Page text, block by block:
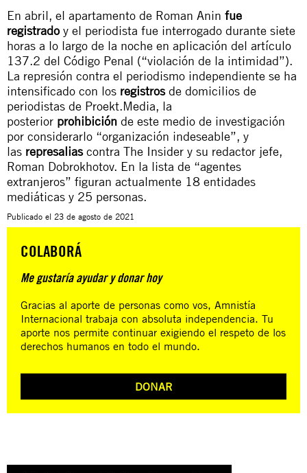
En abril, el apartamento de Roman Anin fue
registrado y el periodista fue interrogado durante siete
horas a lo largo de la noche en aplicación del artículo
137.2 del Código Penal (“violación de la intimidad”).
La represión contra el periodismo independiente se ha
intensificado con los registrosde domicilios de
periodistas de Proekt.Media, la
posterior prohibición de este medio de investigación
por considerarlo “organización indeseable”, y
las represaliascontra The Insider y su redactor jefe,
Roman Dobrokhotov. En la lista de “agentes
extranjeros” figuran actualmente 18 entidades
mediáticas y 25 personas.
Publicado el 23 de agosto de 2021
COLABORÁ
Me gustaría ayudar y donar hoy
Gracias al aporte de personas como vos, Amnistía
Internacional trabaja con absoluta independencia. Tu
aporte nos permite continuar exigiendo el respeto de los
derechos humanos en todo el mundo.
DONAR